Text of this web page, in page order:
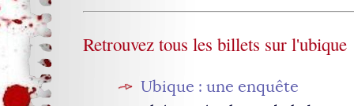
Retrouvez tous les billets sur l'ubique
Ubique : une enquête